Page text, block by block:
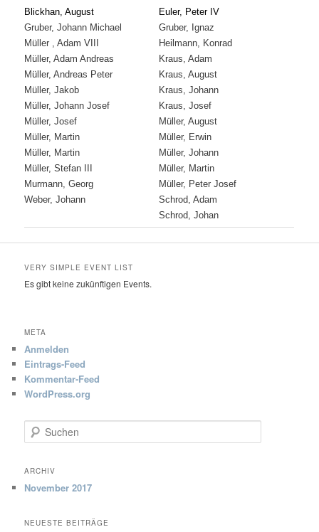
Blickhan, August
Gruber, Johann Michael
Müller , Adam VIII
Müller, Adam Andreas
Müller, Andreas Peter
Müller, Jakob
Müller, Johann Josef
Müller, Josef
Müller, Martin
Müller, Martin
Müller, Stefan III
Murmann, Georg
Weber, Johann
Euler, Peter IV
Gruber, Ignaz
Heilmann, Konrad
Kraus, Adam
Kraus, August
Kraus, Johann
Kraus, Josef
Müller, August
Müller, Erwin
Müller, Johann
Müller, Martin
Müller, Peter Josef
Schrod, Adam
Schrod, Johan
VERY SIMPLE EVENT LIST
Es gibt keine zukünftigen Events.
META
Anmelden
Eintrags-Feed
Kommentar-Feed
WordPress.org
u
h
n
ARCHIV
November 2017
NEUESTE BEITRÄGE